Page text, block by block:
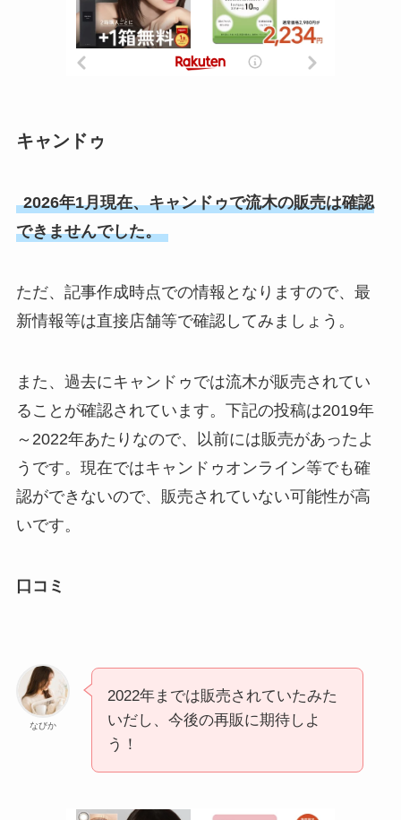
キャンドゥ
2026年1月現在、キャンドゥで流木の販売は確認
できませんでした。
ただ、記事作成時点での情報となりますので、最
新情報等は直接店舗等で確認してみましょう。
また、過去にキャンドゥでは流木が販売されてい
ることが確認されています。下記の投稿は2019年
～2022年あたりなので、以前には販売があったよ
うです。現在ではキャンドゥオンライン等でも確
認ができないので、販売されていない可能性が高
いです。
口コミ
なびか
2022年までは販売されていたみた
いだし、今後の再販に期待しよ
う！